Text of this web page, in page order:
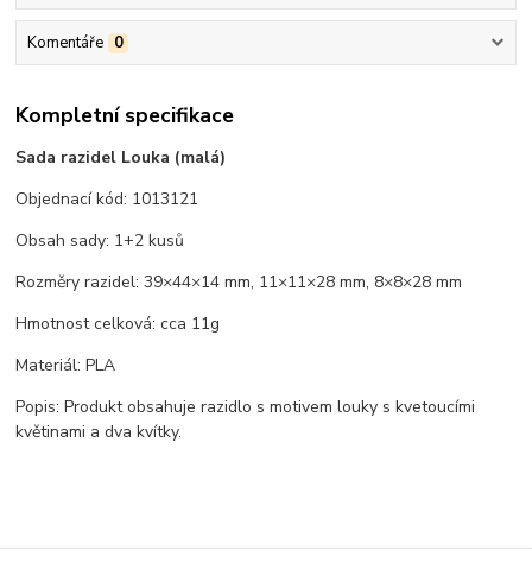
Komentáře 0
Kompletní specifikace
Sada razidel Louka (malá)
Objednací kód: 1013121
Obsah sady: 1+2 kusů
Rozměry razidel: 39×44×14 mm, 11×11×28 mm, 8×8×28 mm
Hmotnost celková: cca 11g
Materiál: PLA
Popis: Produkt obsahuje razidlo s motivem louky s kvetoucími
květinami a dva kvítky.